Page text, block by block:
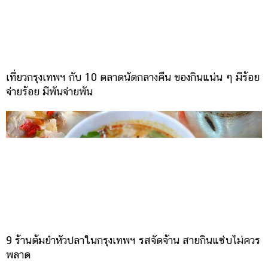
เที่ยวกรุงเทพฯ กับ 10 ตลาดนัดกลางคืน ของกินแน่น ๆ มีร้อย
จ่ายร้อย มีพันจ่ายพัน
9 ร้านต้มยำหัวปลาในกรุงเทพฯ รสจัดจ้าน สายกินแซ่บไม่ควร
พลาด